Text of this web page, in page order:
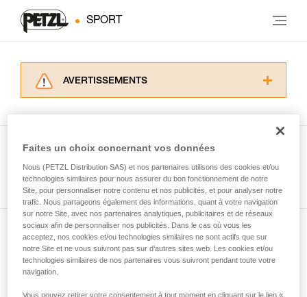
SPORT
AVERTISSEMENTS
informations de la notice technique pour
d’informations.
Maîtriser ces techniques nécessite une
formation et un entraînement spécifique. Validez
avec un professionnel votre capacité à refaire
la manipulation, seul, en toute sécurité, avant
de la reproduire en autonomie.
Nous donnons des exemples de techniques
Voir tous les conseils
Abonnez-vous à la newsletter
et restez connecté à notre actualité
Faites un choix concernant vos données
Nous (PETZL Distribution SAS) et nos partenaires utilisons des cookies et/ou
technologies similaires pour nous assurer du bon fonctionnement de notre
Site, pour personnaliser notre contenu et nos publicités, et pour analyser notre
trafic. Nous partageons également des informations, quant à votre navigation
sur notre Site, avec nos partenaires analytiques, publicitaires et de réseaux
sociaux afin de personnaliser nos publicités. Dans le cas où vous les
acceptez, nos cookies et/ou technologies similaires ne sont actifs que sur
notre Site et ne vous suivront pas sur d’autres sites web. Les cookies et/ou
technologies similaires de nos partenaires vous suivront pendant toute votre
navigation.